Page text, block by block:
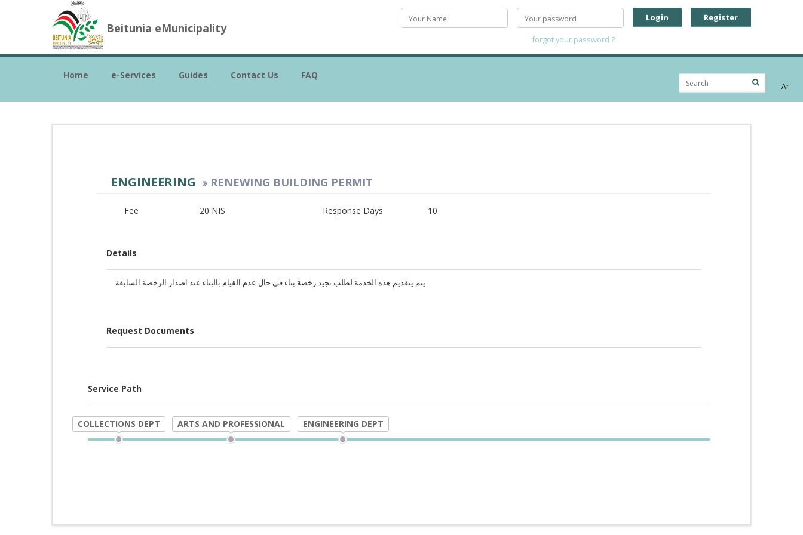
Beitunia eMunicipality
forgot your password ?
Login Register
Home e-Services Guides Contact Us FAQ
Ar
ENGINEERING RENEWING BUILDING PERMIT
Fee 20 NIS Response Days 10
Details
Request Documents
Service Path
COLLECTIONS DEPT ARTS AND PROFESSIONAL ENGINEERING DEPT